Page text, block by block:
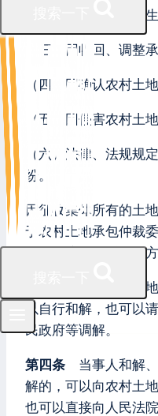
转让、入股等流转发
（三）因收回、调整
（四）因确认农村土
（五）因侵害农村土
（六）法律、法规规
纷。
因征收集体所有的土
于农村土地承包仲裁
行政复议或者诉讼等方
发生农村土
以自行和解，也可以
民政府等调解。
第四条 当事人和解
解的，可以向农村土
也可以直接向人民法院